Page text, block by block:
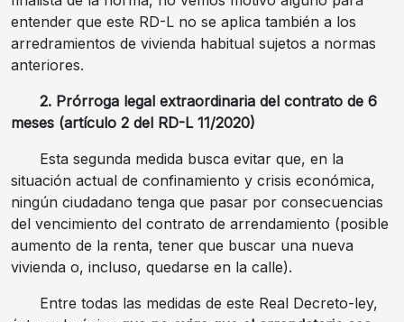
entender que este RD-L no se aplica también a los
arredramientos de vivienda habitual sujetos a normas
anteriores.
2. Prórroga legal extraordinaria del contrato de 6
meses (artículo 2 del RD-L 11/2020)
Esta segunda medida busca evitar que, en la
situación actual de confinamiento y crisis económica,
ningún ciudadano tenga que pasar por consecuencias
del vencimiento del contrato de arrendamiento (posible
aumento de la renta, tener que buscar una nueva
vivienda o, incluso, quedarse en la calle).
Entre todas las medidas de este Real Decreto-ley,